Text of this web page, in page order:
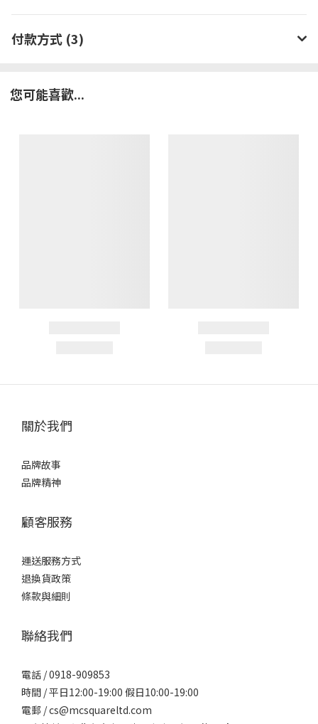
付款方式 (3)
您可能喜歡...
關於我們
品牌故事
品牌精神
顧客服務
運送服務方式
退換貨政策
條款與細則
聯絡我們
電話 / 0918-909853
時間 / 平日12:00-19:00 假日10:00-19:00
電郵 / cs@mcsquareltd.com